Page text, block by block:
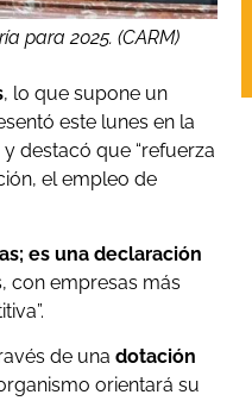
para 2025. (CARM)
, lo que supone un
este lunes en la
destacó que “refuerza
el empleo de
es una declaración
con empresas más
de una dotación
orientará su